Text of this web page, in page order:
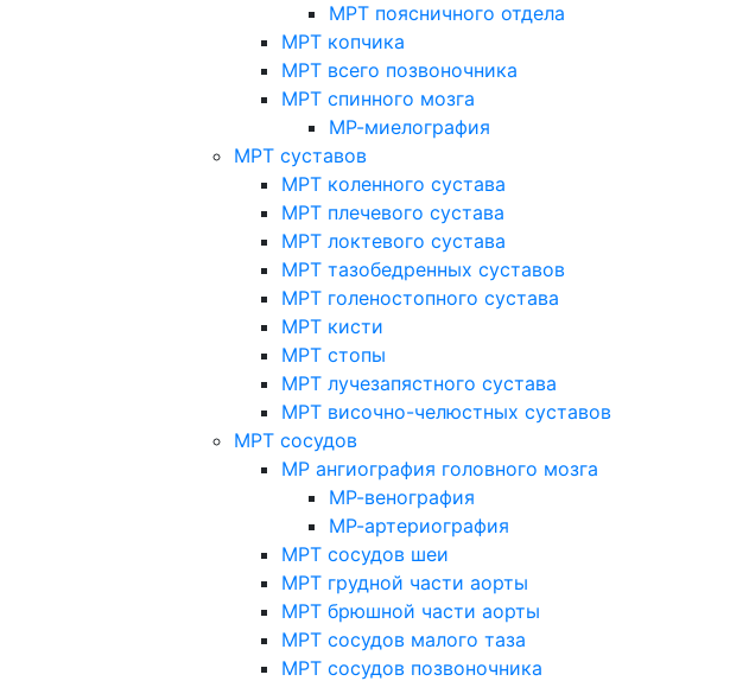
МРТ поясничного отдела
МРТ копчика
МРТ всего позвоночника
МРТ спинного мозга
МР-миелография
МРТ суставов
МРТ коленного сустава
МРТ плечевого сустава
МРТ локтевого сустава
МРТ тазобедренных суставов
МРТ голеностопного сустава
МРТ кисти
МРТ стопы
МРТ лучезапястного сустава
МРТ височно-челюстных суставов
МРТ сосудов
МР ангиография головного мозга
МР-венография
МР-артериография
МРТ сосудов шеи
МРТ грудной части аорты
МРТ брюшной части аорты
МРТ сосудов малого таза
МРТ сосудов позвоночника